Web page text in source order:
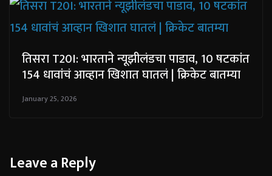
तिसरा T20I: भारताने न्यूझीलंडचा पाडाव, 10 षटकांत
154 धावांचं आव्हान खिशात घातलं | क्रिकेट बातम्या
January 25, 2026
Leave a Reply